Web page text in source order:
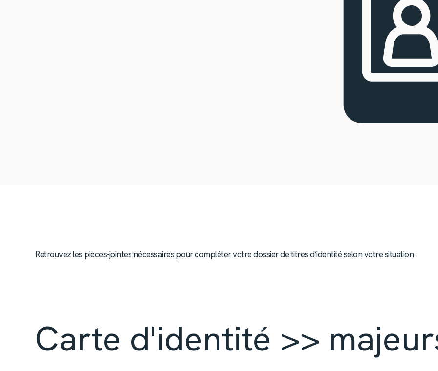
Retrouvez les pièces-jointes nécessaires pour compléter votre dossier de titres d’identité selon votre situation :
Carte d'identité >>